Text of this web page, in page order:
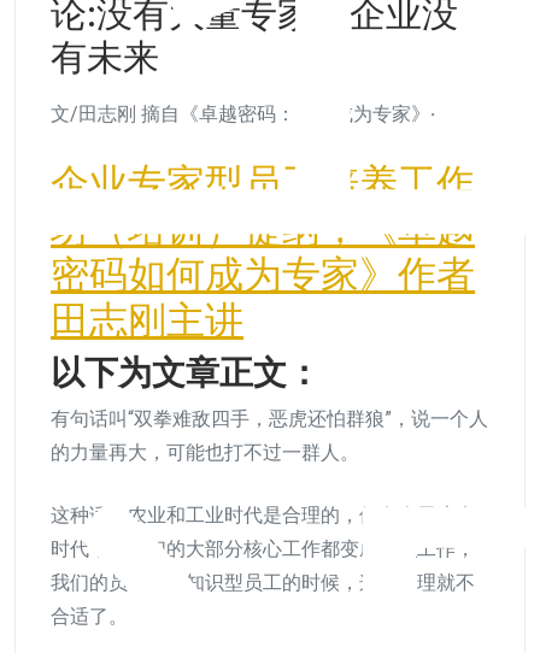
论:没有大量专家的企业没
有未来
文/田志刚 摘自《卓越密码：如何成为专家》 ·
企业专家型员工培养工作
坊（培训）提纲，《卓越
密码如何成为专家》作者
田志刚主讲
以下为文章正文：
有句话叫“双拳难敌四手，恶虎还怕群狼”，说一个人
的力量再大，可能也打不过一群人。
这种话在农业和工业时代是合理的，但在今天这个
时代，当我们的大部分核心工作都变成知识工作，
我们的员工都是知识型员工的时候，这个道理就不
合适了。​